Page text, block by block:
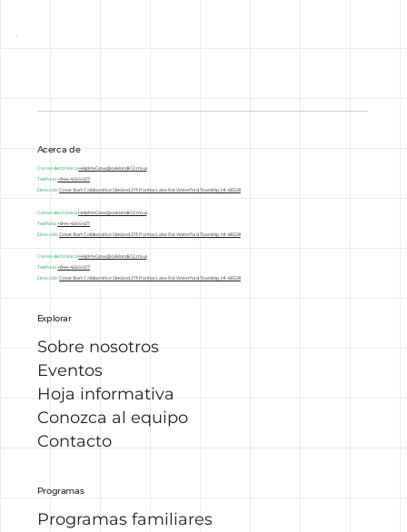
Acerca de
Correo electrónico:HelpMeGrow@oakland.k12.mi.us
Teléfono: +844-456-5437
Dirección:Great Start Collaborative Oakland 2111 Pontiac Lake Rd. Waterford Township, MI 48328
Correo electrónico:HelpMeGrow@oakland.k12.mi.us
Teléfono: +844-456-5437
Dirección:Great Start Collaborative Oakland 2111 Pontiac Lake Rd. Waterford Township, MI 48328
Correo electrónico:HelpMeGrow@oakland.k12.mi.us
Teléfono: +844-456-5437
Dirección:Great Start Collaborative Oakland 2111 Pontiac Lake Rd. Waterford Township, MI 48328
Sobre nosotros
Eventos
Hoja informativa
Conozca al equipo
Contacto
Explorar
Programas familiares
Programas